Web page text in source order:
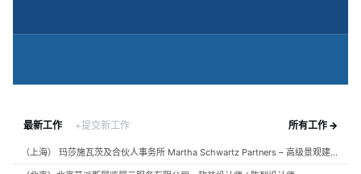
最新工作 +提交新工作 所有工作 →
（上海） 玛莎施瓦茨及合伙人事务所 Martha Schwartz Partners – 高级景观建筑师 Senior Landscape Designer / 景观建筑师 Landscape Designer